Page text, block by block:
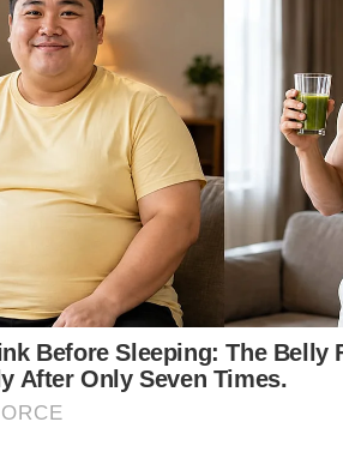
KKM pantau
Covid-19 di
ROSKHOIRAH
19 May 2024 01:45pm
Covid-19
Kes Covid-19 di
menurun
19 Jan 2024 01:14pm